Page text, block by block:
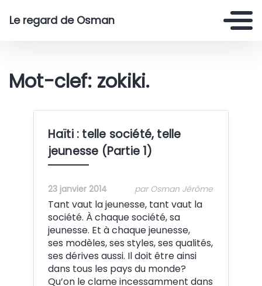
Le regard de Osman
Mot-clef: zokiki.
Haïti : telle société, telle
jeunesse (Partie 1)
23 janvier 2014 par Osman Jérôme
Tant vaut la jeunesse, tant vaut la
société. À chaque société, sa
jeunesse. Et à chaque jeunesse,
ses modèles, ses styles, ses qualités,
ses dérives aussi. Il doit être ainsi
dans tous les pays du monde?
Qu’on le clame incessamment dans